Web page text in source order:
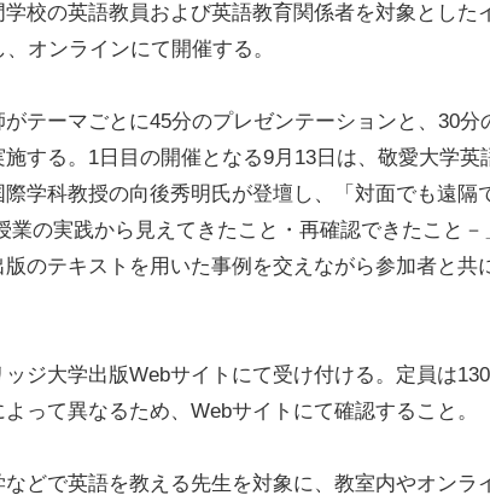
校の英語教員および英語教育関係者を対象とした
オンラインにて開催する。
テーマごとに45分のプレゼンテーションと、30分
する。1日目の開催となる9月13日は、敬愛大学英
学科教授の向後秀明氏が登壇し、「対面でも遠隔
の実践から見えてきたこと・再確認できたこと－
のテキストを用いた事例を交えながら参加者と共
ジ大学出版Webサイトにて受け付ける。定員は
って異なるため、Webサイトにて確認すること。
どで英語を教える先生を対象に、教室内やオンラ